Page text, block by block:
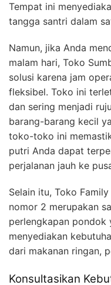
Tempat ini
tangga santri dalam
Namun, jika Anda
malam hari, Toko
solusi karena jam
fleksibel. Toko ini
dan sering menjadi
barang-barang kecil
toko-toko ini
putri Anda dapat
perjalanan jauh ke
Selain itu, Toko
nomor 2 merupakan
perlengkapan pondok
menyediakan
dari makanan ringan,
Konsultasikan